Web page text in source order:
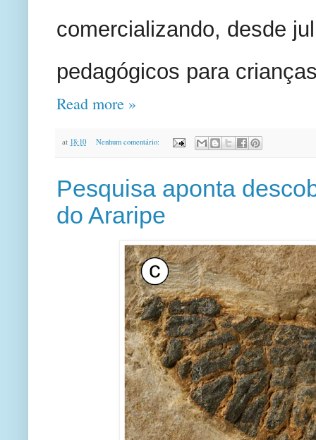
comercializando, desde
pedagógicos para
Read more »
at 18:10 Nenhum comentário:
Pesquisa aponta
do Araripe